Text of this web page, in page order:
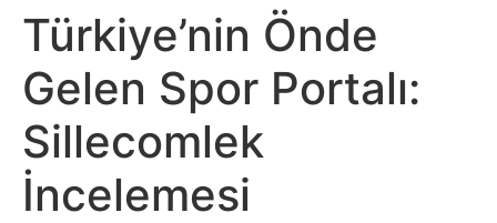
Türkiye’nin Önde
Gelen Spor Portalı:
Sillecomlek
İncelemesi